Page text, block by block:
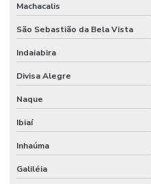
Machacalis
São Sebastião da Bela Vista
Indaiabira
Divisa Alegre
Naque
Ibiaí
Inhaúma
Galiléia